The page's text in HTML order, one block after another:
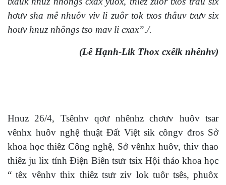
hơưv sha mê nhuôv viv li zuôr tok txos thâuv txưv six
hoưv hnuz nhôngs tso mav li cxax”./.
(Lê Hạnh-Lik Thox cxêik nhênhv)
Hnuz 26/4, Tsênhv qơư nhênhz chơưv huôv tsar
vênhx huôv nghệ thuật Đất Việt sik côngv đros Sở
khoa học thiêz Công nghệ, Sở vênhx huôv, thiv thao
thiêz ju lix tỉnh Điện Biên tsưr tsix Hội thảo khoa học
“ têx vênhv thix thiêz tsưr ziv lok tuôr tsês, phuôx